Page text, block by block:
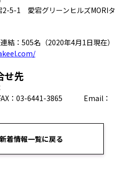
2-5-1 愛宕グリーンヒルズMORIタ
：505名（2020年4月1日現在）
せ先
：03-6441-3865 Email：
着情報一覧に戻る